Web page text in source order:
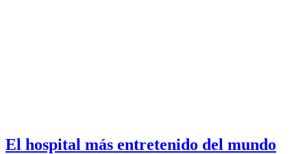
El hospital más entretenido del mundo